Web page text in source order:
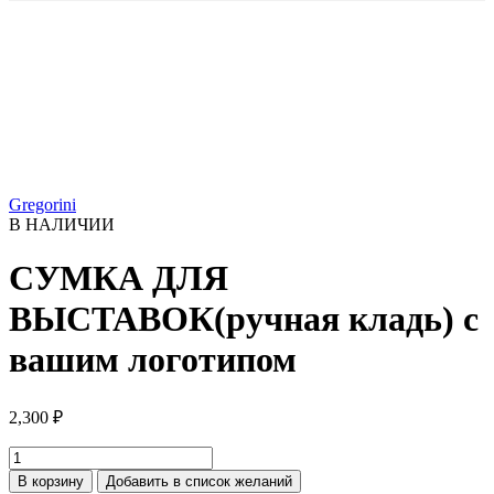
Gregorini
В НАЛИЧИИ
СУМКА ДЛЯ
ВЫСТАВОК(ручная кладь) с
вашим логотипом
2,300 ₽
Количество
товара
В корзину Добавить в список желаний